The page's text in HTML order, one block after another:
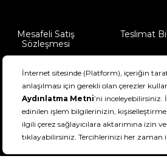
Mesafeli Satış
Sözleşmesi
Teslimat
DeFactoFIT ©️